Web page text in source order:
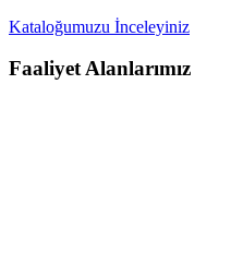
Kataloğumuzu İnceleyiniz
Faaliyet Alanlarımız